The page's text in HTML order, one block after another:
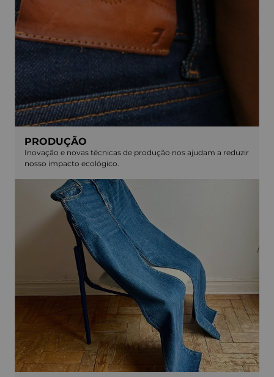
PRODUÇÃO
Inovação e novas técnicas de produção nos ajudam a reduzir
nosso impacto ecológico.